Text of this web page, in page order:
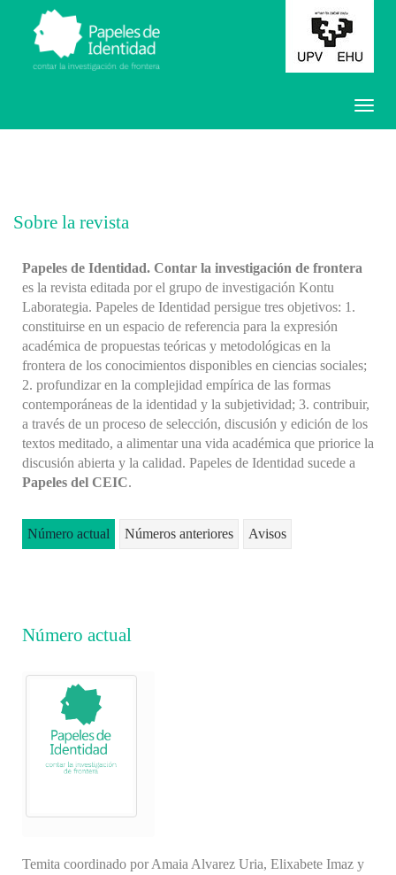
Sobre la revista
Papeles de Identidad. Contar la investigación de frontera
es la revista editada por el grupo de investigación Kontu
Laborategia. Papeles de Identidad persigue tres objetivos: 1.
constituirse en un espacio de referencia para la expresión
académica de propuestas teóricas y metodológicas en la
frontera de los conocimientos disponibles en ciencias sociales;
2. profundizar en la complejidad empírica de las formas
contemporáneas de la identidad y la subjetividad; 3. contribuir,
a través de un proceso de selección, discusión y edición de los
textos meditado, a alimentar una vida académica que priorice la
discusión abierta y la calidad. Papeles de Identidad sucede a
Papeles del CEIC.
Número actual Números anteriores Avisos
Número actual
Temita coordinado por Amaia Alvarez Uria, Elixabete Imaz y